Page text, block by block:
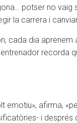
potser no vaig
la carrera i
cada dia
recorda
emotiu», afirma,
i després